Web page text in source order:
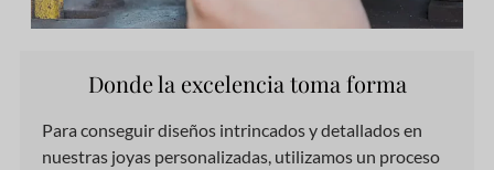
Donde la excelencia toma forma
Para conseguir diseños intrincados y detallados en
nuestras joyas personalizadas, utilizamos un proceso